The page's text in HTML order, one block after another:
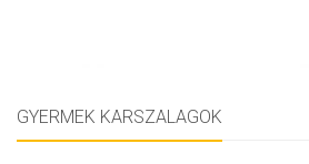
GYERMEK KARSZALAGOK